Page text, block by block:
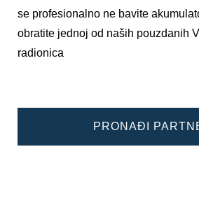
se profesionalno ne bavite
obratite jednoj od naših pouzdanih
radionica
PRONAĐI